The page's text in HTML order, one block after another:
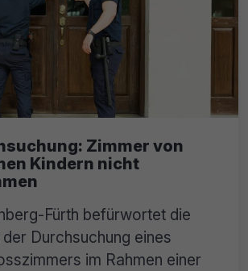
Zimmer von
Kindern nicht
Fürth befürwortet die
Durchsuchung eines
im Rahmen einer